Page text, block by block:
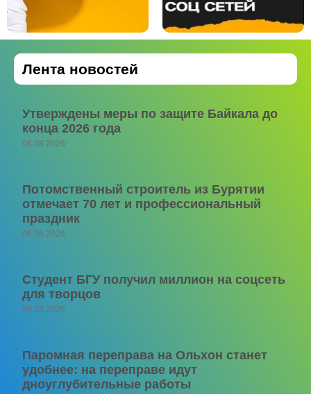
Лента новостей
Утверждены меры по защите Байкала до
конца 2026 года
06.08.2026
Потомственный строитель из Бурятии
отмечает 70 лет и профессиональный
праздник
06.08.2026
Студент БГУ получил миллион на соцсеть
для творцов
06.08.2026
Паромная переправа на Ольхон станет
удобнее: на переправе идут
дноуглубительные работы